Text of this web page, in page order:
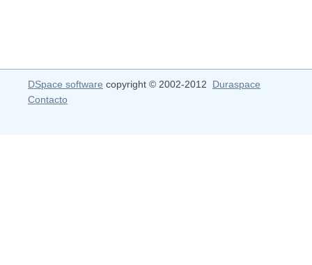
DSpace software copyright © 2002-2012 Duraspace
Contacto